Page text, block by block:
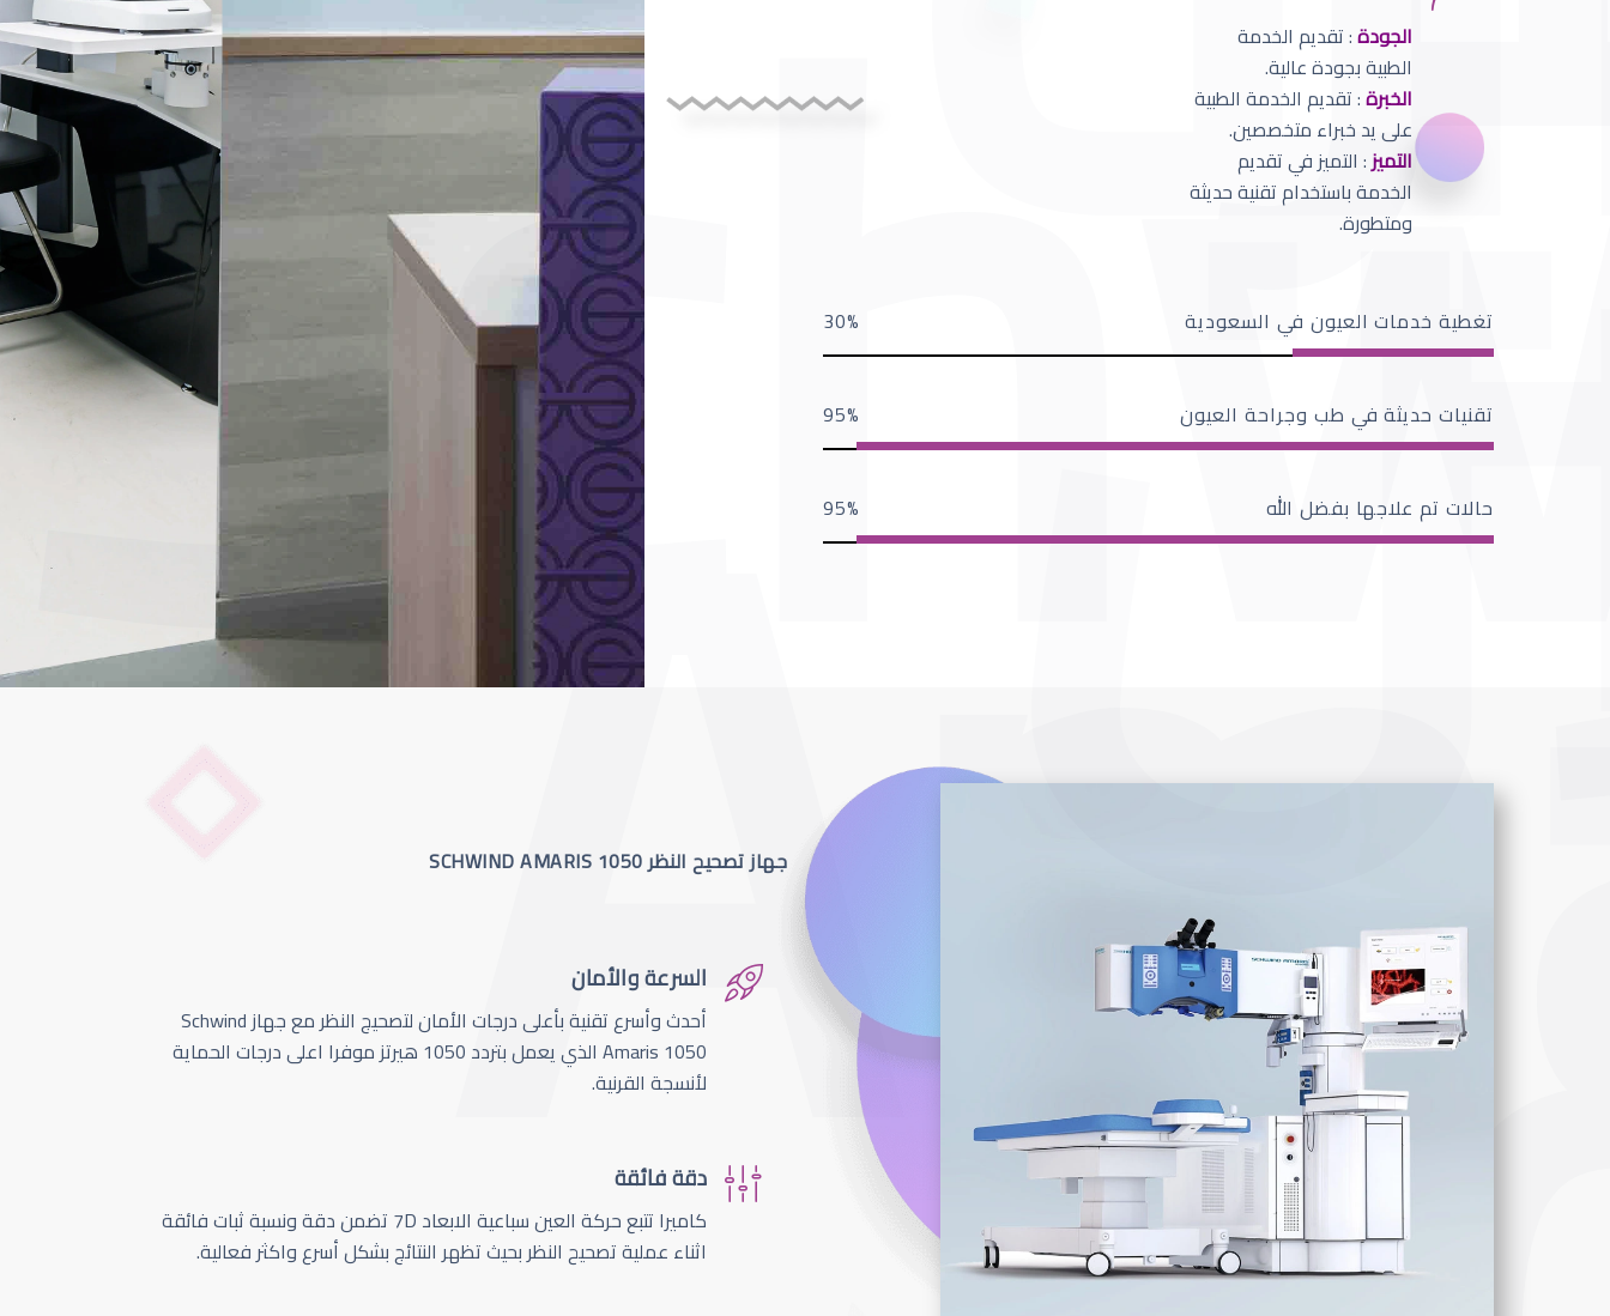
الجودة: تقديم الخدمة
الطبية بجودة عالية.
الخبرة: تقديم الخدمة الطبية
على يد خبراء متخصصين.
التميز: التميز في تقديم
الخدمة باستخدام تقنية حديثة
ومتطورة.
تغطية خدمات العيون في السعودية 30
تقنيات حديثة في طب وجراحة العيون 95
حالات تم علاجها بفضل الله 95
جهاز تصحيح النظر SCHWIND AMARIS 1050
السرعة والأمان
أحدث وأسرع تقنية بأعلى درجات الأمان لتصحيج النظر مع جهاز Schwind
Amaris 1050 الذي يعمل بتردد 1050 هيرتز موفرا اعلى درجات الحماية
لأنسجة القرنية.
دقة فائقة
كاميرا تتبع حركة العين سباعية الابعاد 7D تضمن دقة ونسبة ثبات فائقة
اثناء عملية تصحيح النظر بحيث تظهر النتائج بشكل أسرع واكثر فعالية.